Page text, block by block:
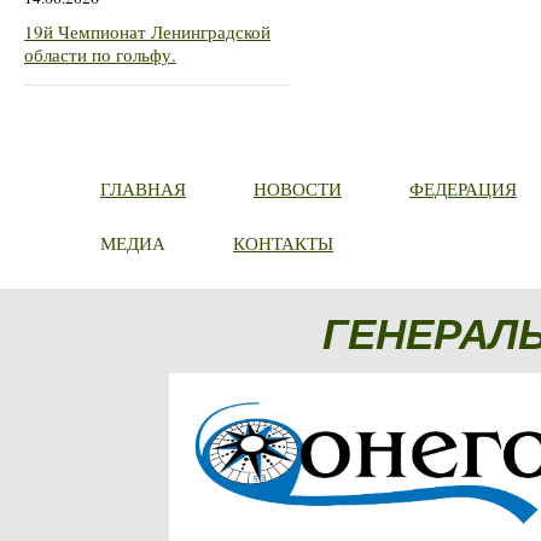
19й Чемпионат Ленинградской
области по гольфу.
ГЛАВНАЯ НОВОСТИ ФЕДЕРАЦИЯ
МЕДИА КОНТАКТЫ